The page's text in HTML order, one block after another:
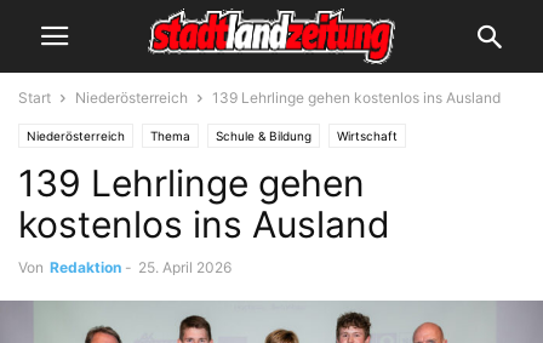
Start Niederösterreich 139 Lehrlinge gehen kostenlos ins Ausland
Niederösterreich Thema Schule & Bildung Wirtschaft
139 Lehrlinge gehen
kostenlos ins Ausland
Von Redaktion - 25. April 2026